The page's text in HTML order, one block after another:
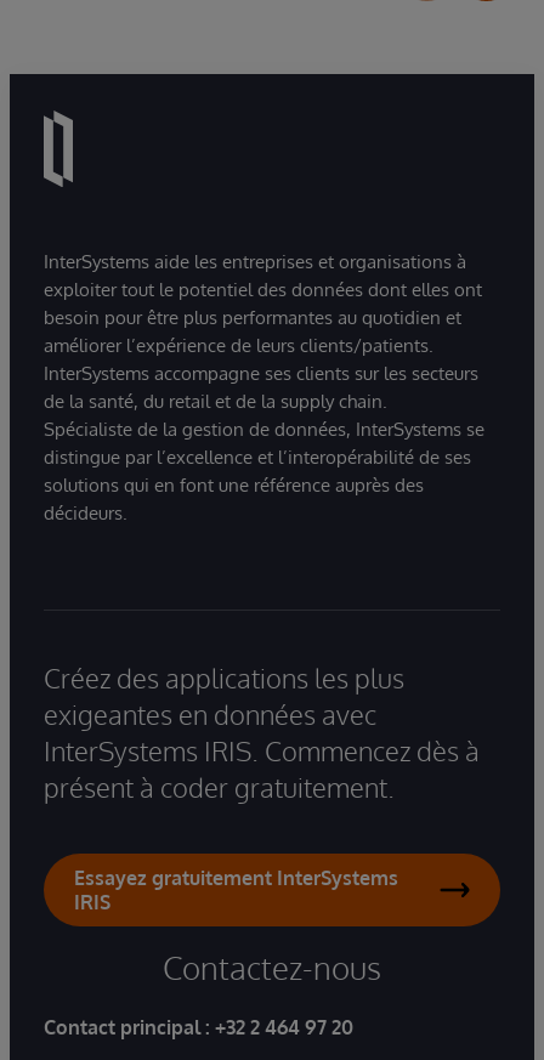
InterSystems aide les entreprises et organisations à
exploiter tout le potentiel des données dont elles ont
besoin pour être plus performantes au quotidien et
améliorer l’expérience de leurs clients/patients.
InterSystems accompagne ses clients sur les secteurs
de la santé, du retail et de la supply chain.
Spécialiste de la gestion de données, InterSystems se
distingue par l’excellence et l’interopérabilité de ses
solutions qui en font une référence auprès des
décideurs.
Créez des applications les plus
exigeantes en données avec
InterSystems IRIS. Commencez dès à
présent à coder gratuitement.
Essayez gratuitement InterSystems
IRIS
Contactez-nous
Contact principal : +32 2 464 97 20